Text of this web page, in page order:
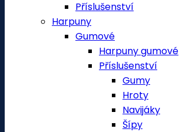
Příslušenství
Harpuny
Gumové
Harpuny gumové
Příslušenství
Gumy
Hroty
Navijáky
Šípy